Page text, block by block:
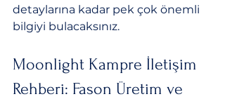
detaylarına kadar pek çok önemli
bilgiyi bulacaksınız.
Moonlight Kampre İletişim
Rehberi: Fason Üretim ve